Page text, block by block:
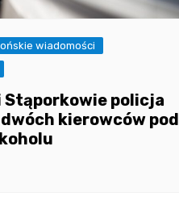
wiadomości
Stąporkowie policja
kierowców pod